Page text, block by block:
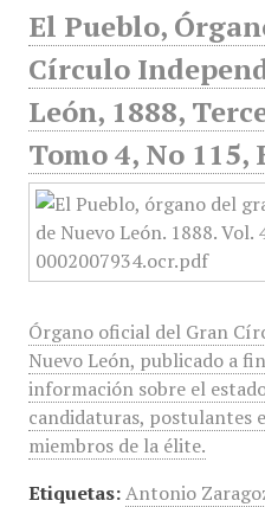
El Pueblo,
Círculo
León, 1888,
Tomo 4, No 115,
Órgano oficial del Gran
Nuevo León, publicado a
información sobre el
candidaturas, postulantes
miembros de la élite.
Etiquetas: Antonio